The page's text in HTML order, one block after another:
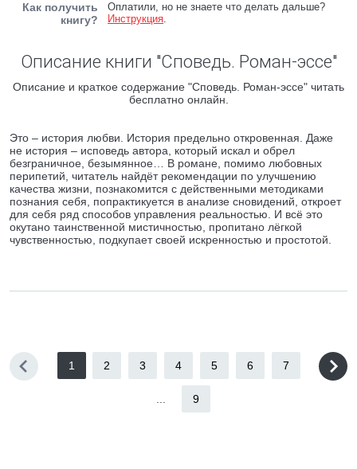
Как получить
книгу?
Оплатили, но не знаете что делать дальше?
Инструкция.
Описание книги "Споведь. Роман-эссе"
Описание и краткое содержание "Споведь. Роман-эссе" читать
бесплатно онлайн.
Это – история любви. История предельно откровенная. Даже
не история – исповедь автора, который искал и обрел
безграничное, безымянное… В романе, помимо любовных
перипетий, читатель найдёт рекомендации по улучшению
качества жизни, познакомится с действенными методиками
познания себя, попрактикуется в анализе сновидений, откроет
для себя ряд способов управления реальностью. И всё это
окутано таинственной мистичностью, пропитано лёгкой
чувственностью, подкупает своей искренностью и простотой.
1 2 3 4 5 6 7
9